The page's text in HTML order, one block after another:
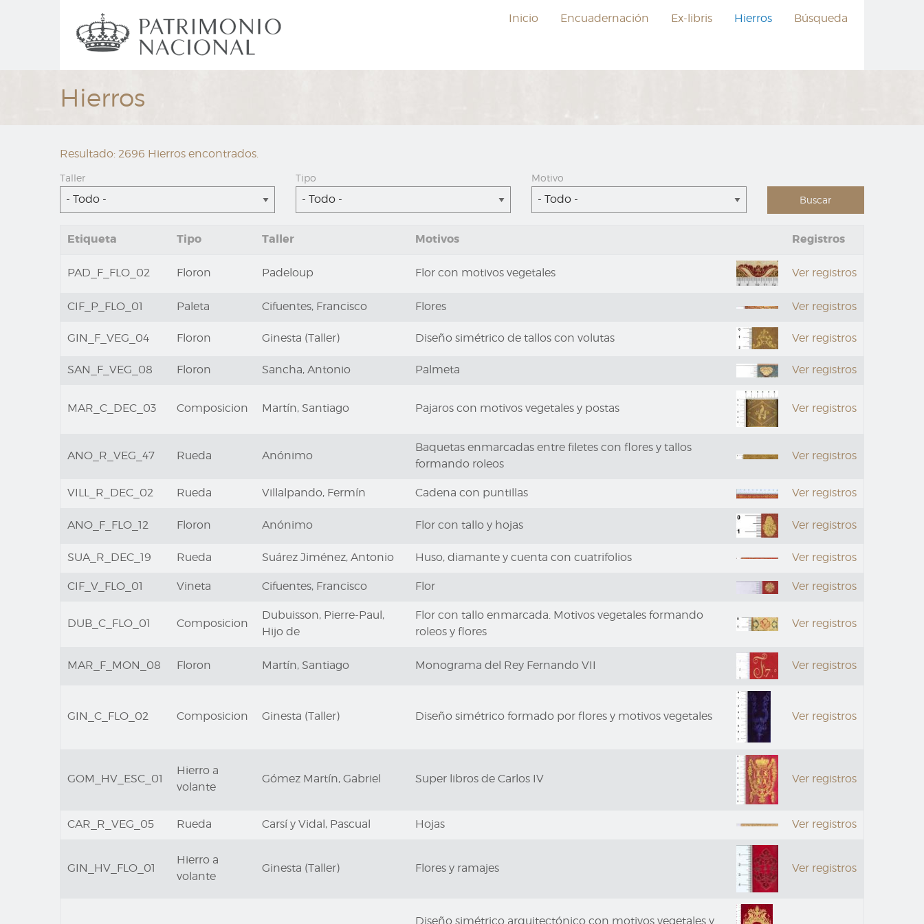
Navegación
principal
Inicio Encuadernación Ex-libris Hierros Búsqueda
Hierros
Resultado: 2696 Hierros encontrados.
Taller
- Todo -
Tipo
- Todo -
Motivo
- Todo -
Etiqueta Tipo Taller Motivos Registros
PAD_F_FLO_02 Floron Padeloup Flor con motivos vegetales Ver registros
CIF_P_FLO_01 Paleta Cifuentes, Francisco Flores Ver registros
GIN_F_VEG_04 Floron Ginesta (Taller) Diseño simétrico de tallos con volutas Ver registros
SAN_F_VEG_08 Floron Sancha, Antonio Palmeta Ver registros
MAR_C_DEC_03 Composicion Martín, Santiago Pajaros con motivos vegetales y postas Ver registros
ANO_R_VEG_47 Rueda Anónimo
Baquetas enmarcadas entre filetes con flores y tallos
formando roleos
Ver registros
VILL_R_DEC_02 Rueda Villalpando, Fermín Cadena con puntillas Ver registros
ANO_F_FLO_12 Floron Anónimo Flor con tallo y hojas Ver registros
SUA_R_DEC_19 Rueda Suárez Jiménez, Antonio Huso, diamante y cuenta con cuatrifolios Ver registros
CIF_V_FLO_01 Vineta Cifuentes, Francisco Flor Ver registros
DUB_C_FLO_01 Composicion
Dubuisson, Pierre-Paul,
Hijo de
Flor con tallo enmarcada. Motivos vegetales formando
roleos y flores
Ver registros
MAR_F_MON_08 Floron Martín, Santiago Monograma del Rey Fernando VII Ver registros
GIN_C_FLO_02 Composicion Ginesta (Taller) Diseño simétrico formado por flores y motivos vegetales Ver registros
GOM_HV_ESC_01
Hierro a
volante
Gómez Martín, Gabriel Super libros de Carlos IV Ver registros
CAR_R_VEG_05 Rueda Carsí y Vidal, Pascual Hojas Ver registros
GIN_HV_FLO_01
Hierro a
volante
Ginesta (Taller) Flores y ramajes Ver registros
Diseño simétrico arquitectónico con motivos vegetales y